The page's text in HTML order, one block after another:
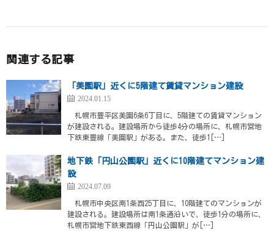
関連する記事
「美園駅」近くに5階建て賃貸マンション建設
2024.01.15
札幌市豊平区美園6条6丁目に、5階建ての賃貸マンション
が建設される。建設場所から徒歩4分の場所に、札幌市営地
下鉄東豊線「美園駅」がある。また、徒歩1[…]
地下鉄「円山公園駅」近くに10階建てマンション建
設
2024.07.09
札幌市中央区南1条西25丁目に、10階建てのマンションが
建設される。建設場所は南1条通沿いで、徒歩1分の場所に、
札幌市営地下鉄東西線「円山公園駅」が[…]